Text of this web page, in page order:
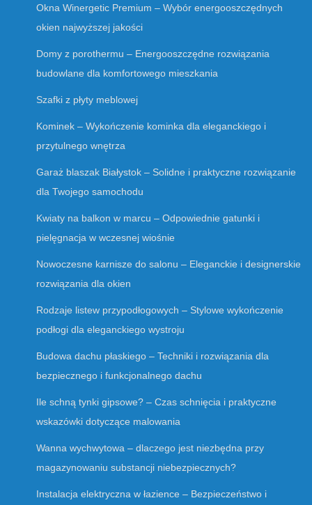
Okna Winergetic Premium – Wybór energooszczędnych
okien najwyższej jakości
Domy z porothermu – Energooszczędne rozwiązania
budowlane dla komfortowego mieszkania
Szafki z płyty meblowej
Kominek – Wykończenie kominka dla eleganckiego i
przytulnego wnętrza
Garaż blaszak Białystok – Solidne i praktyczne rozwiązanie
dla Twojego samochodu
Kwiaty na balkon w marcu – Odpowiednie gatunki i
pielęgnacja w wczesnej wiośnie
Nowoczesne karnisze do salonu – Eleganckie i designerskie
rozwiązania dla okien
Rodzaje listew przypodłogowych – Stylowe wykończenie
podłogi dla eleganckiego wystroju
Budowa dachu płaskiego – Techniki i rozwiązania dla
bezpiecznego i funkcjonalnego dachu
Ile schną tynki gipsowe? – Czas schnięcia i praktyczne
wskazówki dotyczące malowania
Wanna wychwytowa – dlaczego jest niezbędna przy
magazynowaniu substancji niebezpiecznych?
Instalacja elektryczna w łazience – Bezpieczeństwo i